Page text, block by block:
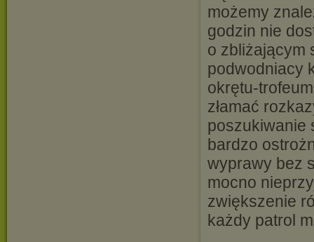
możemy
godzin nie
o zbliżającym
podwodniacy
okrętu-
złamać
poszukiwanie
bardzo
wyprawy bez
mocno
zwiększenie
każdy patrol